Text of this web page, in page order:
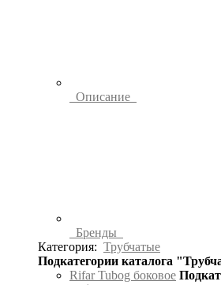
Описание
Бренды
Категория: Трубчатые
Подкатегории каталога
Rifar Tubog боковое